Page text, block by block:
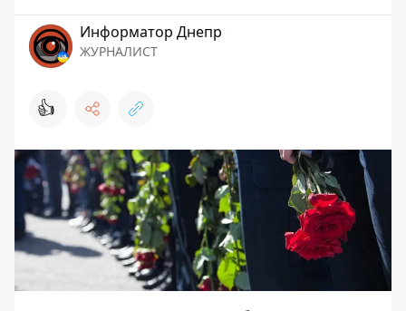
Информатор Днепр
ЖУРНАЛИСТ
👍